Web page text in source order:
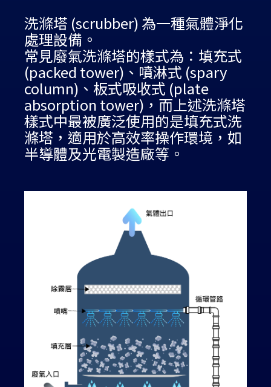
洗滌塔 (scrubber) 為一種氣體淨化
處理設備。
常見廢氣洗滌塔的樣式為：填充式
(packed tower)、噴淋式 (spary
column)、板式吸收式 (plate
absorption tower)，而上述洗滌塔
樣式中最被廣泛使用的是填充式洗
滌塔，適用於高效率操作環境，如
半導體及光電製造廠等。